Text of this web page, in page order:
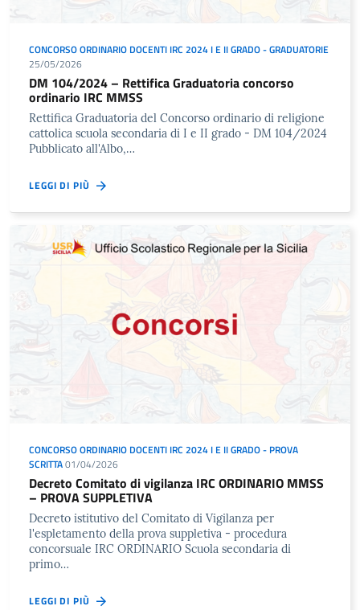
CONCORSO ORDINARIO DOCENTI IRC 2024 I E II GRADO - GRADUATORIE
25/05/2026
DM 104/2024 – Rettifica Graduatoria concorso
ordinario IRC MMSS
Rettifica Graduatoria del Concorso ordinario di religione
cattolica scuola secondaria di I e II grado - DM 104/2024
Pubblicato all'Albo,…
LEGGI DI PIÙ
CONCORSO ORDINARIO DOCENTI IRC 2024 I E II GRADO - PROVA
SCRITTA01/04/2026
Decreto Comitato di vigilanza IRC ORDINARIO MMSS
– PROVA SUPPLETIVA
Decreto istitutivo del Comitato di Vigilanza per
l'espletamento della prova suppletiva - procedura
concorsuale IRC ORDINARIO Scuola secondaria di
primo…
LEGGI DI PIÙ